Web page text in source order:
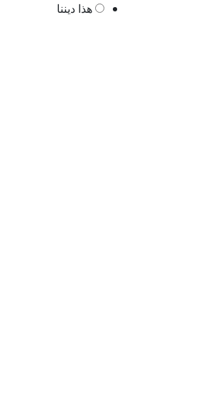
هذا ديننا